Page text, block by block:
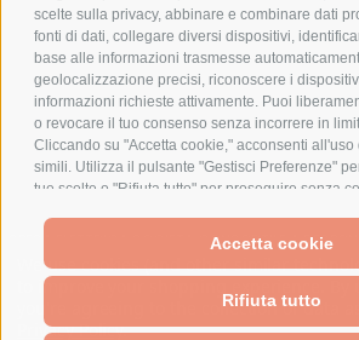
scelte sulla privacy, abbinare e combinare dati
fonti di dati, collegare diversi dispositivi,
base alle informazioni trasmesse
geolocalizzazione precisi, riconoscere i
informazioni richieste attivamente. Puoi
o revocare il tuo consenso senza incorrere in
Cliccando su "Accetta cookie," acconsenti all'uso
simili. Utilizza il pulsante "Gestisci Preferenze"
tue scelte o "Rifiuta tutto" per proseguire senza
sull'icona dello scudo in basso a sinistra. Le tue
applicheranno al solo dispositivo in uso.
Accetta cookie
Rifiuta tutto
SPESA ELETTRICA SOCIETA CONSORTILE A
MILANOFIORI, STRADA 4 - PALAZZO A5 20057,
Powered by
We use cookies (and other similar
to improve your shopping experience.
you're agreeing to the collection of data
Privacy Policy.